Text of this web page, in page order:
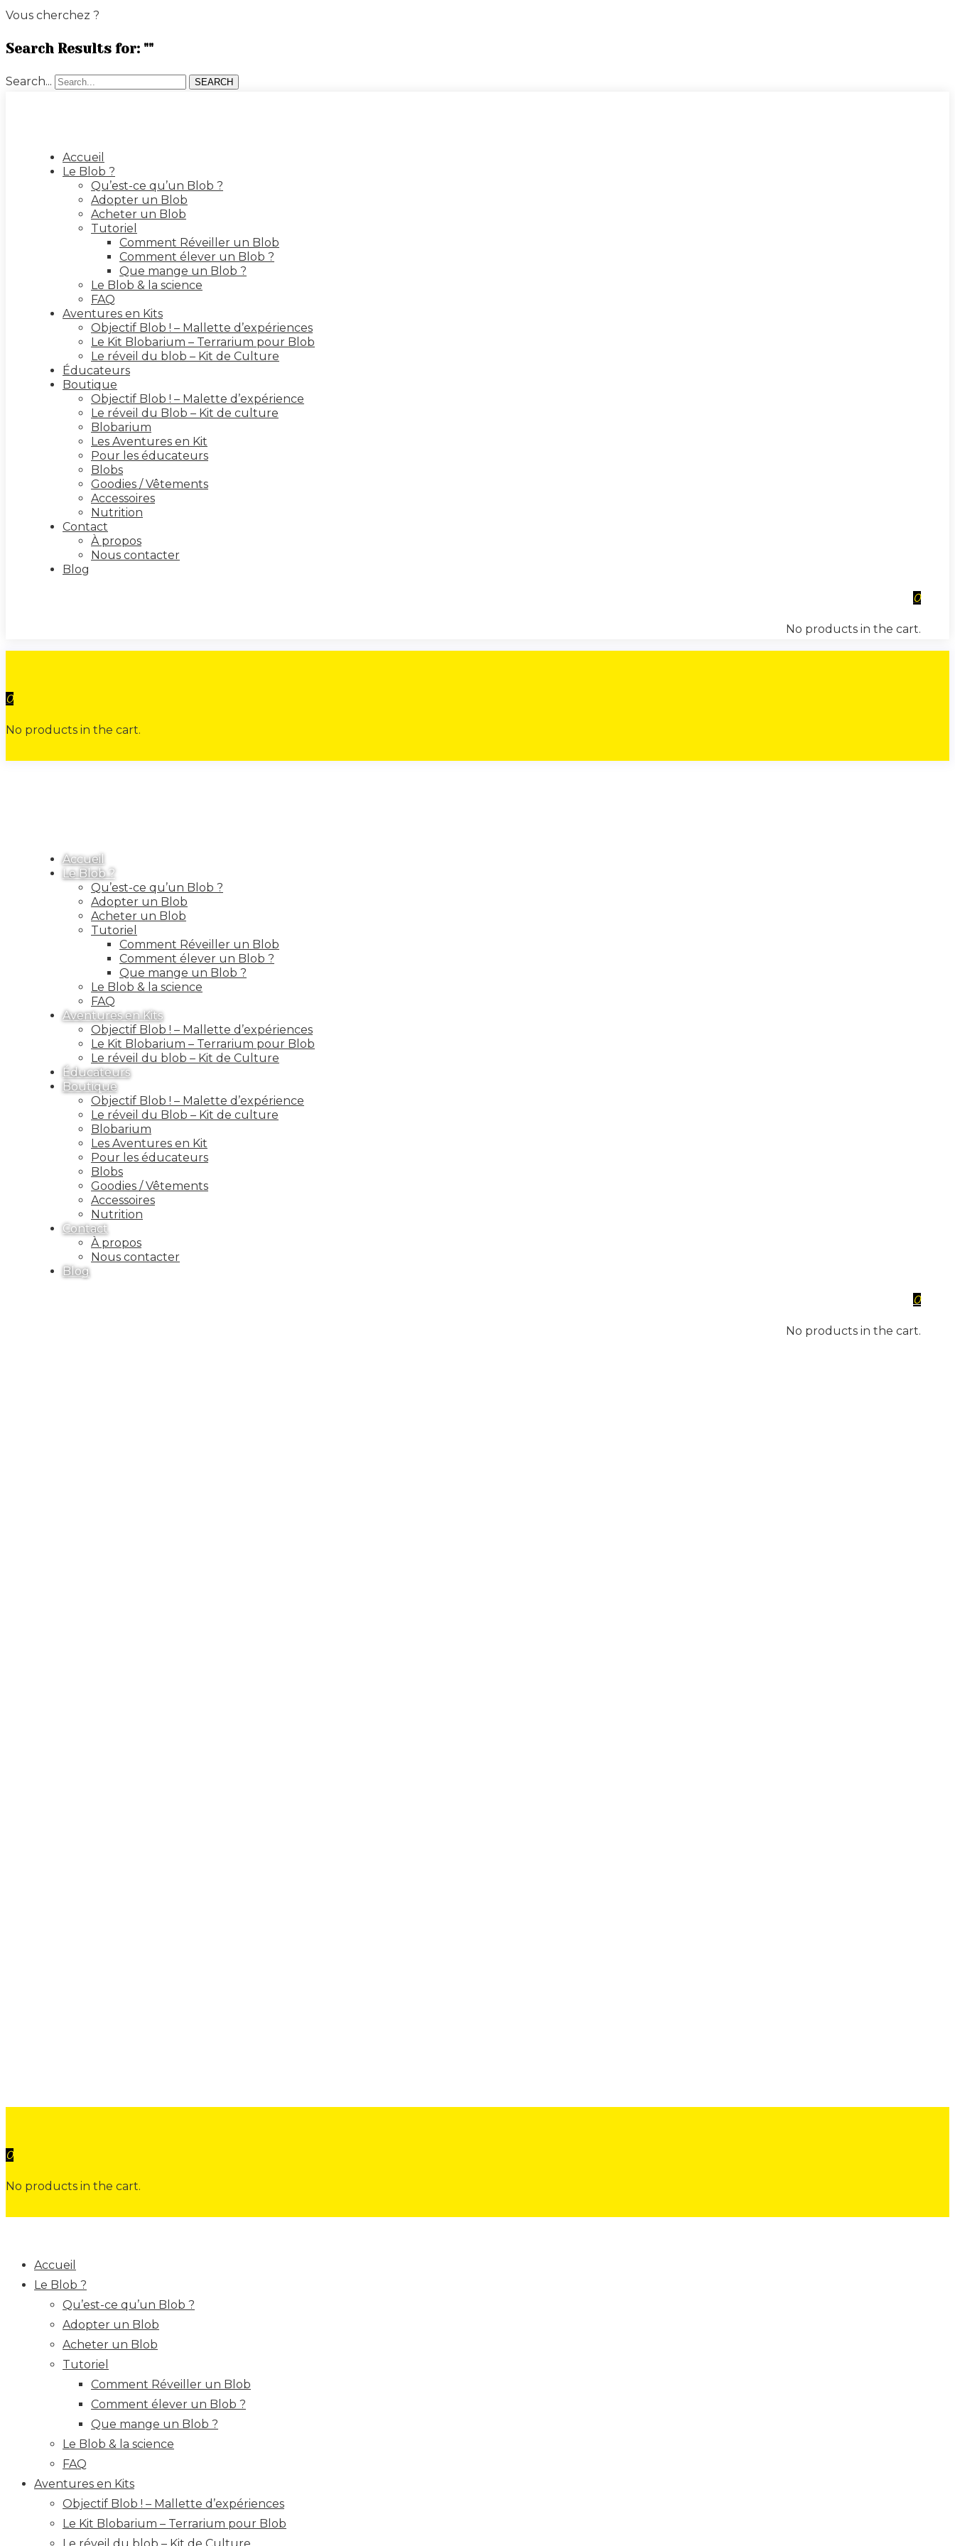
Vous cherchez ?
Search Results for: ""
Search... SEARCH
Accueil
Le Blob ?
Qu’est-ce qu’un Blob ?
Adopter un Blob
Acheter un Blob
Tutoriel
Comment Réveiller un Blob
Comment élever un Blob ?
Que mange un Blob ?
Le Blob & la science
FAQ
Aventures en Kits
Objectif Blob ! – Mallette d’expériences
Le Kit Blobarium – Terrarium pour Blob
Le réveil du blob – Kit de Culture
Éducateurs
Boutique
Objectif Blob ! – Malette d’expérience
Le réveil du Blob – Kit de culture
Blobarium
Les Aventures en Kit
Pour les éducateurs
Blobs
Goodies / Vêtements
Accessoires
Nutrition
Contact
À propos
Nous contacter
Blog
0
No products in the cart.
0
No products in the cart.
Accueil
Le Blob ?
Qu’est-ce qu’un Blob ?
Adopter un Blob
Acheter un Blob
Tutoriel
Comment Réveiller un Blob
Comment élever un Blob ?
Que mange un Blob ?
Le Blob & la science
FAQ
Aventures en Kits
Objectif Blob ! – Mallette d’expériences
Le Kit Blobarium – Terrarium pour Blob
Le réveil du blob – Kit de Culture
Éducateurs
Boutique
Objectif Blob ! – Malette d’expérience
Le réveil du Blob – Kit de culture
Blobarium
Les Aventures en Kit
Pour les éducateurs
Blobs
Goodies / Vêtements
Accessoires
Nutrition
Contact
À propos
Nous contacter
Blog
0
No products in the cart.
0
No products in the cart.
Accueil
Le Blob ?
Qu’est-ce qu’un Blob ?
Adopter un Blob
Acheter un Blob
Tutoriel
Comment Réveiller un Blob
Comment élever un Blob ?
Que mange un Blob ?
Le Blob & la science
FAQ
Aventures en Kits
Objectif Blob ! – Mallette d’expériences
Le Kit Blobarium – Terrarium pour Blob
Le réveil du blob – Kit de Culture